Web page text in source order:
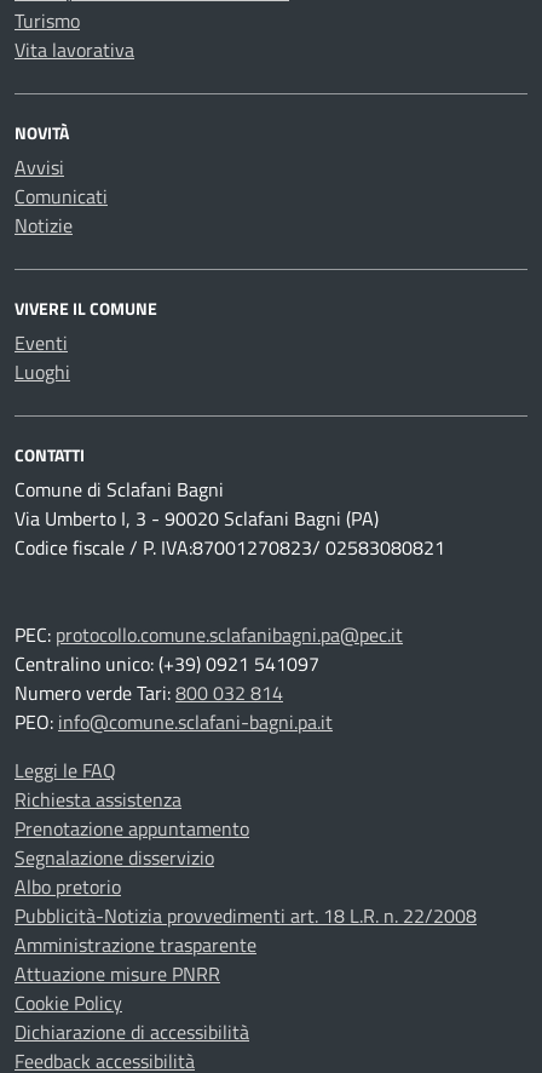
Turismo
Vita lavorativa
NOVITÀ
Avvisi
Comunicati
Notizie
VIVERE IL COMUNE
Eventi
Luoghi
CONTATTI
Comune di Sclafani Bagni
Via Umberto I, 3 - 90020 Sclafani Bagni (PA)
Codice fiscale / P. IVA:87001270823/ 02583080821
PEC: protocollo.comune.sclafanibagni.pa@pec.it
Centralino unico: (+39) 0921 541097
Numero verde Tari:800 032 814
PEO: info@comune.sclafani-bagni.pa.it
Leggi le FAQ
Richiesta assistenza
Prenotazione appuntamento
Segnalazione disservizio
Albo pretorio
Pubblicità-Notizia provvedimenti art. 18 L.R. n. 22/2008
Amministrazione trasparente
Attuazione misure PNRR
Cookie Policy
Dichiarazione di accessibilità
Feedback accessibilità